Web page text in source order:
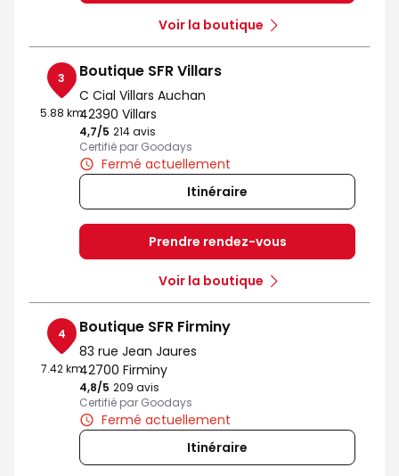
Voir la boutique
3
5.88 km
Boutique SFR Villars
C Cial Villars Auchan
42390 Villars
4,7/5 Note de 4.7 sur 5
214 avis
Certifié par Goodays
Fermé actuellement
Itinéraire
Prendre rendez-vous
Voir la boutique
4
7.42 km
Boutique SFR Firminy
83 rue Jean Jaures
42700 Firminy
4,8/5 Note de 4.8 sur 5
209 avis
Certifié par Goodays
Fermé actuellement
Itinéraire